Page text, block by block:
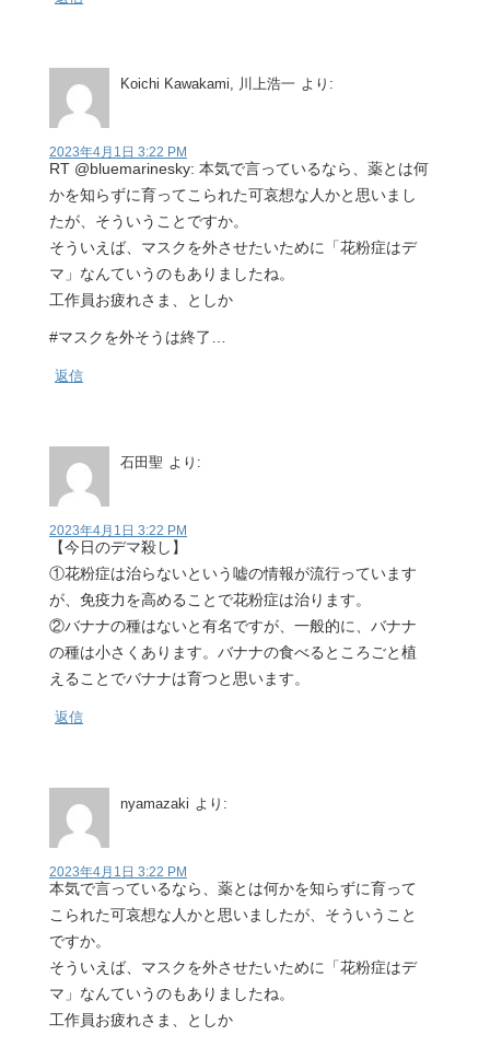
Koichi Kawakami, 川上浩一 より:
2023年4月1日 3:22 PM
RT @bluemarinesky: 本気で言っているなら、薬とは何
かを知らずに育ってこられた可哀想な人かと思いまし
たが、そういうことですか。
そういえば、マスクを外させたいために「花粉症はデ
マ」なんていうのもありましたね。
工作員お疲れさま、としか
#マスクを外そうは終了…
返信
石田聖 より:
2023年4月1日 3:22 PM
【今日のデマ殺し】
①花粉症は治らないという嘘の情報が流行っています
が、免疫力を高めることで花粉症は治ります。
②バナナの種はないと有名ですが、一般的に、バナナ
の種は小さくあります。バナナの食べるところごと植
えることでバナナは育つと思います。
返信
nyamazaki より:
2023年4月1日 3:22 PM
本気で言っているなら、薬とは何かを知らずに育って
こられた可哀想な人かと思いましたが、そういうこと
ですか。
そういえば、マスクを外させたいために「花粉症はデ
マ」なんていうのもありましたね。
工作員お疲れさま、としか